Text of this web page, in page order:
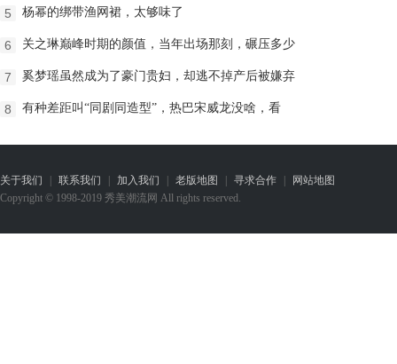
5 杨幂的绑带渔网裙，太够味了
6 关之琳巅峰时期的颜值，当年出场那刻，碾压多少
7 奚梦瑶虽然成为了豪门贵妇，却逃不掉产后被嫌弃
8 有种差距叫“同剧同造型”，热巴宋威龙没啥，看
关于我们 | 联系我们 | 加入我们 | 老版地图 | 寻求合作 |
网站地图
Copyright © 1998-2019 秀美潮流网 All rights reserved.